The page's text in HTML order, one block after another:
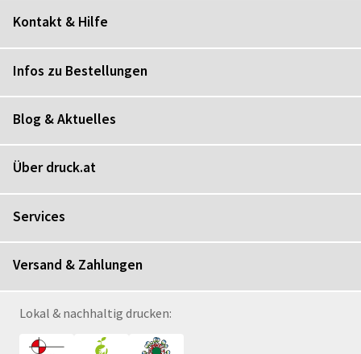
Kontakt & Hilfe
Infos zu Bestellungen
Blog & Aktuelles
Über druck.at
Services
Versand & Zahlungen
Lokal & nachhaltig drucken: